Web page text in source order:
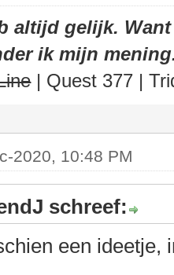
altijd gelijk.
ik mijn
| Quest 377 |
2020, 10:48 PM
schreef:
een ideetje,